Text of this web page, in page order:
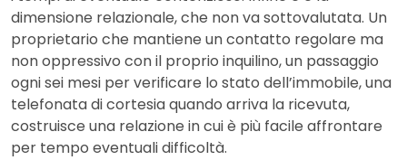
dimensione relazionale, che non va sottovalutata. Un
proprietario che mantiene un contatto regolare ma
non oppressivo con il proprio inquilino, un passaggio
ogni sei mesi per verificare lo stato dell’immobile, una
telefonata di cortesia quando arriva la ricevuta,
costruisce una relazione in cui è più facile affrontare
per tempo eventuali difficoltà.